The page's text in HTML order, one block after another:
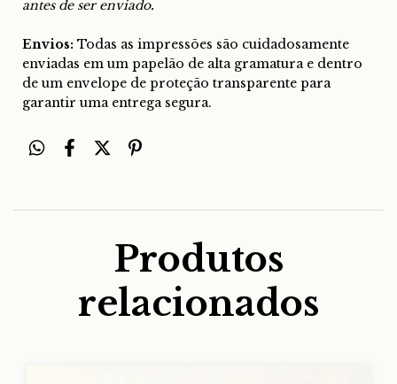
antes de ser enviado.
Envios: Todas as impressões são cuidadosamente
enviadas em um papelão de alta gramatura e dentro
de um envelope de proteção transparente para
garantir uma entrega segura.
Produtos
relacionados